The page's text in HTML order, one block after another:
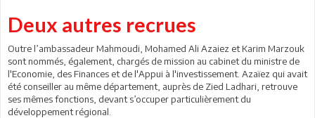
Deux autres recrues
Outre l’ambassadeur Mahmoudi, Mohamed Ali Azaiez et Karim Marzouk
sont nommés, également, chargés de mission au cabinet du ministre de
l'Economie, des Finances et de l'Appui à l'investissement. Azaïez qui avait
été conseiller au même département, auprès de Zied Ladhari, retrouve
ses mêmes fonctions, devant s’occuper particulièrement du
développement régional.